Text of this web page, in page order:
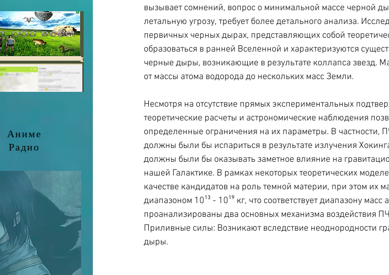
вызывает сомнений, вопрос о минимальной массе черной
летальную угрозу, требует более детального анализа.
первичных черных дырах, представляющих собой
образоваться в ранней Вселенной и характеризуются
черные дыры, возникающие в результате коллапса звезд.
от массы атома водорода до нескольких масс Земли.
Несмотря на отсутствие прямых экспериментальных
теоретические расчеты и астрономические наблюдения
определенные ограничения на их параметры. В частности,
должны были бы испариться в результате излучения
должны были бы оказывать заметное влияние на
нашей Галактике. В рамках некоторых теоретических
качестве кандидатов на роль темной материи, при этом их
диапазоном 10¹³ - 10¹⁹ кг, что соответствует диапазону
проанализированы два основных механизма воздействия
Приливные силы: Возникают вследствие неоднородности
дыры.
Аниме
Радио